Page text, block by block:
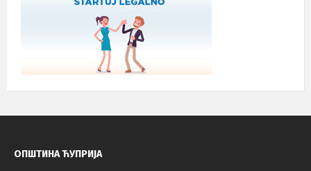
ОПШТИНА ЋУПРИЈА